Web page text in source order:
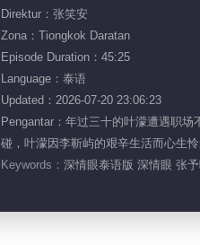
Direktur：张笑安
Zona：Tiongkok Daratan
Episode Duration：45:25
Language：泰语
Updated：2026-07-20 23:06:23
Pengantar：年过三十的叶濛遭遇职
碰，叶濛因李靳屿的艰辛生活而心生
Keywords： 深情眼泰语版 深情眼 张